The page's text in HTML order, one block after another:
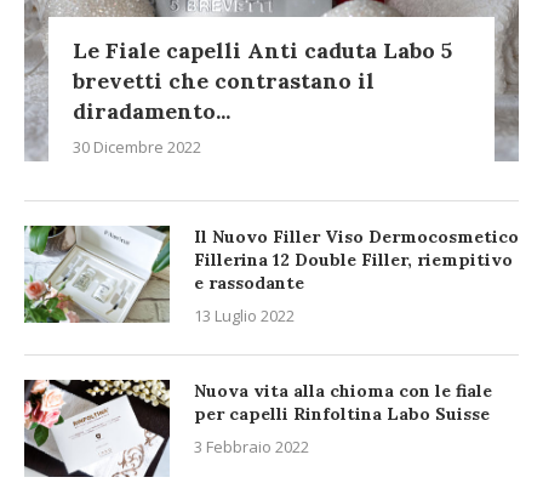
Le Fiale capelli Anti caduta Labo 5
brevetti che contrastano il
diradamento...
30 Dicembre 2022
Il Nuovo Filler Viso Dermocosmetico
Fillerina 12 Double Filler, riempitivo
e rassodante
13 Luglio 2022
Nuova vita alla chioma con le fiale
per capelli Rinfoltina Labo Suisse
3 Febbraio 2022